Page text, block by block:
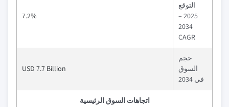
التوقع
2025 –
2034
CAGR
7.2%
حجم
السوق
في 2034
USD 7.7 Billion
اتجاهات السوق الرئيسية